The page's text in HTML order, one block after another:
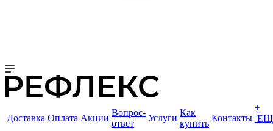
Доставка Оплата Акции
Вопрос-
ответ
Услуги
Как
купить
Контакты
+